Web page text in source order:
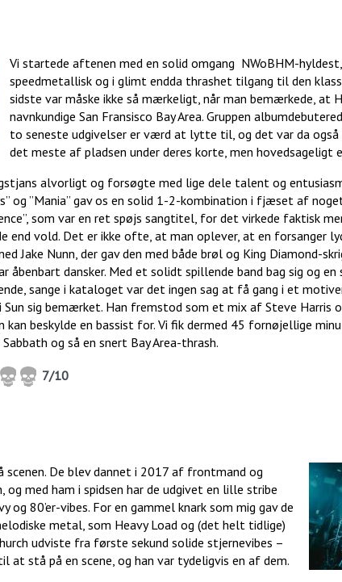
Vi startede aftenen med en solid omgang NWoBHM-hyldest,
speedmetallisk og i glimt endda thrashet tilgang til den
sidste var måske ikke så mærkeligt, når man bemærkede, at
navnkundige San Fransisco Bay Area. Gruppen
to seneste udgivelser er værd at lytte til, og det var da også
det meste af pladsen under deres korte, men
alvorligt og forsøgte med lige dele talent og
og ”Mania” gav os en solid 1-2-kombination i fjæset af
som var en ret spøjs sangtitel, for det virkede faktisk
end vold. Det er ikke ofte, at man oplever, at en forsanger
Jake Nunn, der gav den med både brøl og King Diamond-
dansker. Med et solidt spillende band bag sig og en
sange i kataloget var det ingen sag at få gang i et
Sun sig bemærket. Han fremstod som et mix af Steve Harris
beskylde en bassist for. Vi fik dermed 45 fornøjellige
og så en snert Bay Area-thrash.
7/10
De blev dannet i 2017 af frontmand og
og med ham i spidsen har de udgivet en lille stribe
80’er-vibes. For en gammel knark som mig gav de
metal, som Heavy Load og (det helt tidlige)
udviste fra første sekund solide stjernevibes –
at stå på en scene, og han var tydeligvis en af dem.